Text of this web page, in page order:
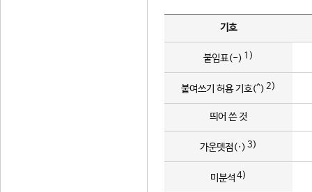
기호
붙임표(-) 1)
붙여쓰기 허용 기호(^) 2)
띄어 쓴 것
가운뎃점(·) 3)
미분석 4)